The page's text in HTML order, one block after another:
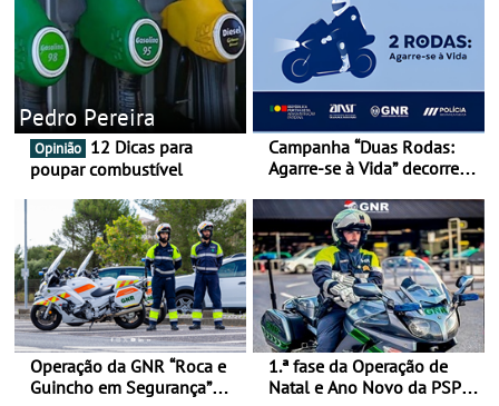
Pedro Pereira
Opinião
poupar combustível
Campanha “Duas Rodas:
Agarre-se à Vida” decorre
Operação da GNR “Roca e
Guincho em Segurança”
1.ª fase da Operação de
Natal e Ano Novo da PSP e